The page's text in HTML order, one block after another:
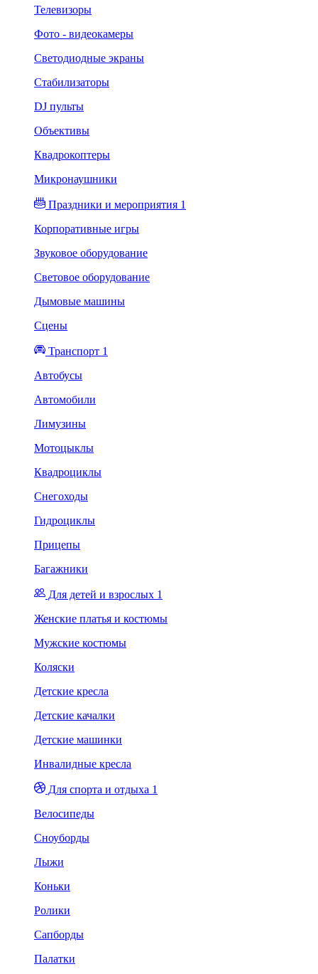
Телевизоры
Фото - видеокамеры
Светодиодные экраны
Стабилизаторы
DJ пульты
Объективы
Квадрокоптеры
Микронаушники
Праздники и мероприятия 1
Корпоративные игры
Звуковое оборудование
Световое оборудование
Дымовые машины
Сцены
Транспорт 1
Автобусы
Автомобили
Лимузины
Мотоцыклы
Квадроциклы
Снегоходы
Гидроциклы
Прицепы
Багажники
Для детей и взрослых 1
Женские платья и костюмы
Мужские костюмы
Коляски
Детские кресла
Детские качалки
Детские машинки
Инвалидные кресла
Для спорта и отдыха 1
Велосипеды
Сноуборды
Лыжи
Коньки
Ролики
Сапборды
Палатки